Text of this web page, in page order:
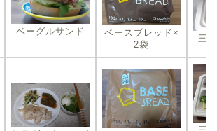
ベーグルサンド
ベースブレッド×
2袋
三